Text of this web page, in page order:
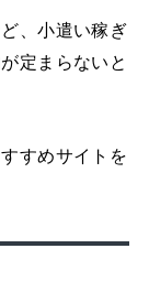
、小遣い稼ぎ
定まらないと
すめサイトを